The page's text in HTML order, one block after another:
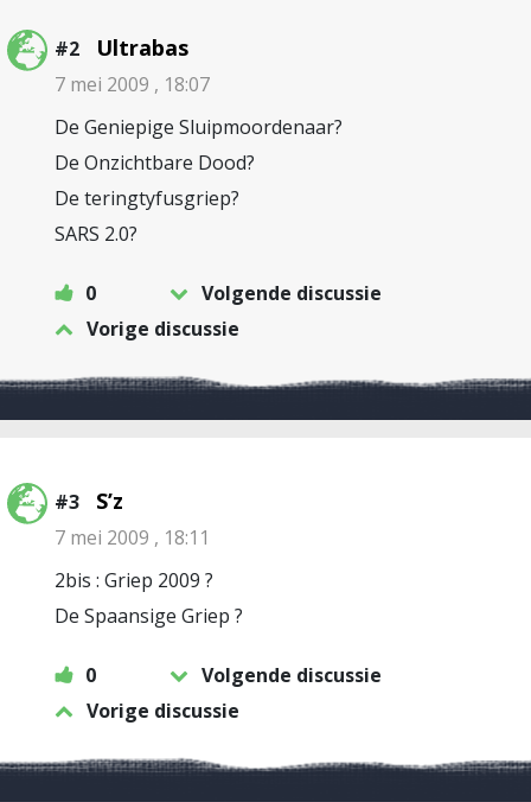
#2 Ultrabas
7 mei 2009 , 18:07
De Geniepige Sluipmoordenaar?
De Onzichtbare Dood?
De teringtyfusgriep?
SARS 2.0?
0
Volgende discussie
Vorige discussie
#3 S’z
7 mei 2009 , 18:11
2bis : Griep 2009 ?
De Spaansige Griep ?
0
Volgende discussie
Vorige discussie